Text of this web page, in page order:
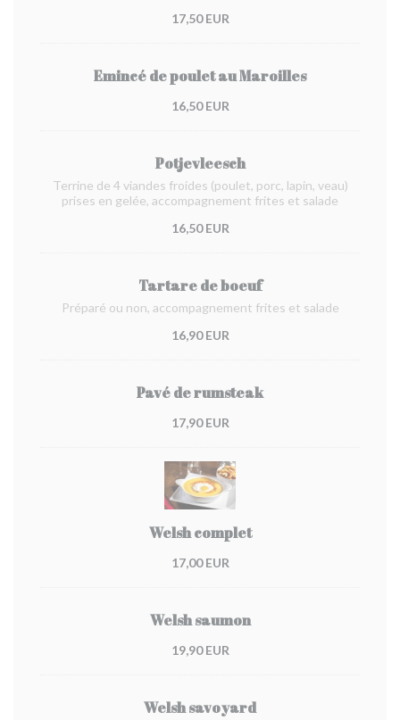
17,50 EUR
Emincé de poulet au Maroilles
16,50 EUR
Potjevleesch
Terrine de 4 viandes froides (poulet, porc, lapin, veau)
prises en gelée, accompagnement frites et salade
16,50 EUR
Tartare de boeuf
Préparé ou non, accompagnement frites et salade
16,90 EUR
Pavé de rumsteak
17,90 EUR
Welsh complet
17,00 EUR
Welsh saumon
19,90 EUR
Welsh savoyard